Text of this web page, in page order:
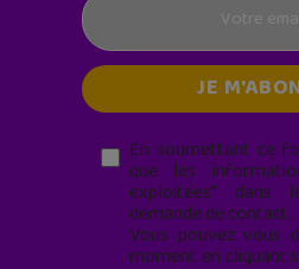
En soumettant ce
que les
exploitées*
demande de contact.
Vous pouvez vous
moment en cliquant